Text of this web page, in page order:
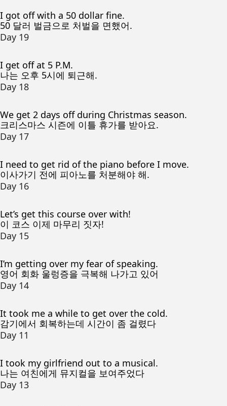
I got off with a 50 dollar fine.
50 달러 벌금으로 처벌을 면했어.
Day 19
I get off at 5 P.M.
나는 오후 5시에 퇴근해.
Day 18
We get 2 days off during Christmas season.
크리스마스 시즌에 이틀 휴가를 받아요.
Day 17
I need to get rid of the piano before I move.
이사가기 전에 피아노를 처분해야 해.
Day 16
Let’s get this course over with!
이 코스 이제 마무리 짓자!
Day 15
I’m getting over my fear of speaking.
영어 회화 울렁증을 극복해 나가고 있어
Day 14
It took me a while to get over the cold.
감기에서 회복하는데 시간이 좀 걸렸다
Day 11
I took my girlfriend out to a musical.
나는 여친에게 뮤지컬을 보여주었다
Day 13